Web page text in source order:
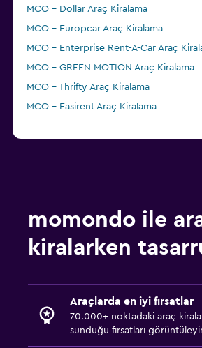
MCO - Dollar Araç Kiralama
MCO - Europcar Araç Kiralama
MCO - Enterprise Rent-A-Car Araç
MCO - GREEN MOTION Araç Kiralama
MCO - Thrifty Araç Kiralama
MCO - Easirent Araç Kiralama
momondo ile
kiralarken
Araçlarda en iyi fırsatlar
70.000+ noktadaki araç
sunduğu fırsatları